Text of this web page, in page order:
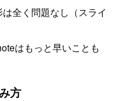
全く問題なし（スライ
はもっと早いことも
方